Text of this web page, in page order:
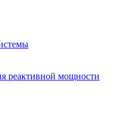
реактивной мощности